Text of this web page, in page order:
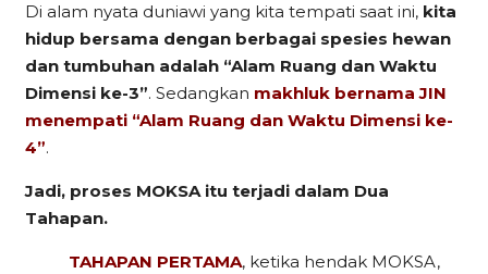
Di alam nyata duniawi yang kita tempati saat ini, kita
hidup bersama dengan berbagai spesies hewan
dan tumbuhan adalah “Alam Ruang dan Waktu
Dimensi ke-3”. Sedangkan makhluk bernama JIN
menempati “Alam Ruang dan Waktu Dimensi ke-
4”.
Jadi, proses MOKSA itu terjadi dalam Dua
Tahapan.
TAHAPAN PERTAMA, ketika hendak MOKSA,